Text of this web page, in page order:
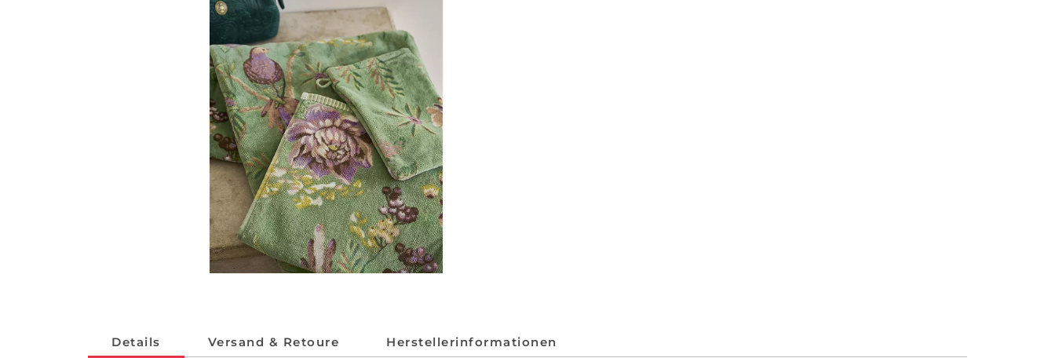
Details Versand & Retoure Herstellerinformationen